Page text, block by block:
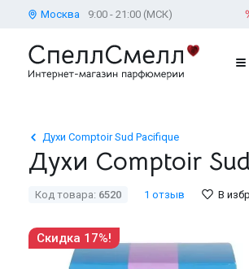
Москва 9:00 - 21:00 (МСК)
Духи Comptoir Sud Pacifique
Духи Comptoir
Код товара: 6520 1 отзыв В
Скидка 17%!